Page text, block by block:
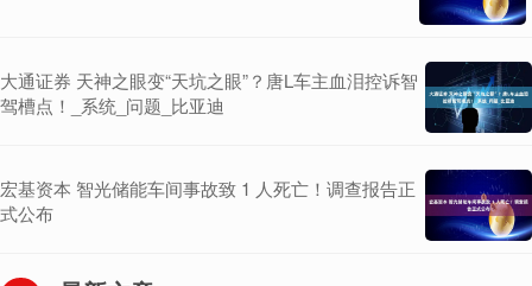
大通证券 天神之眼变“天坑之眼”？唐L车主血泪控诉智
驾槽点！_系统_问题_比亚迪
宏基资本 智光储能车间事故致 1 人死亡！调查报告正
式公布